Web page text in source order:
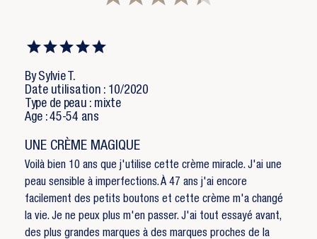
By Sylvie T.
Date utilisation : 10/2020
Type de peau : mixte
Age : 45-54 ans
UNE CRÈME MAGIQUE
Voilà bien 10 ans que j'utilise cette crème miracle. J'ai une
peau sensible à imperfections. À 47 ans j'ai encore
facilement des petits boutons et cette crème m'a changé
la vie. Je ne peux plus m'en passer. J'ai tout essayé avant,
des plus grandes marques à des marques proches de la